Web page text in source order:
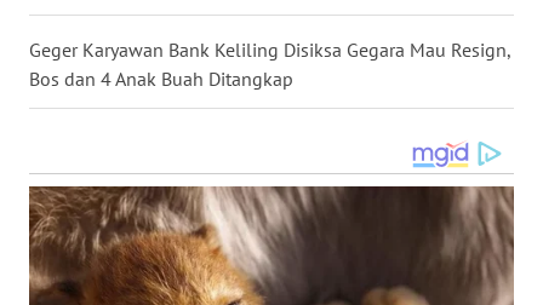
Geger Karyawan Bank Keliling Disiksa Gegara Mau Resign,
Bos dan 4 Anak Buah Ditangkap
WN
KALTARA
WN
KALSEL